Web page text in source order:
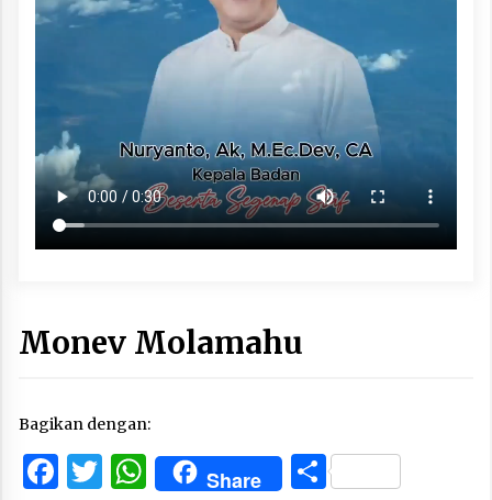
Monev Molamahu
Bagikan dengan:
Facebook
Twitter
WhatsApp
Share Share